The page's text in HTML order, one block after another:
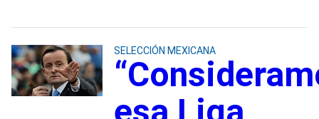
SELECCIÓN MEXICANA